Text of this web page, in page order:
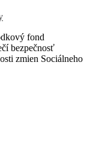
fond
bezpečnosť
zmien Sociálneho